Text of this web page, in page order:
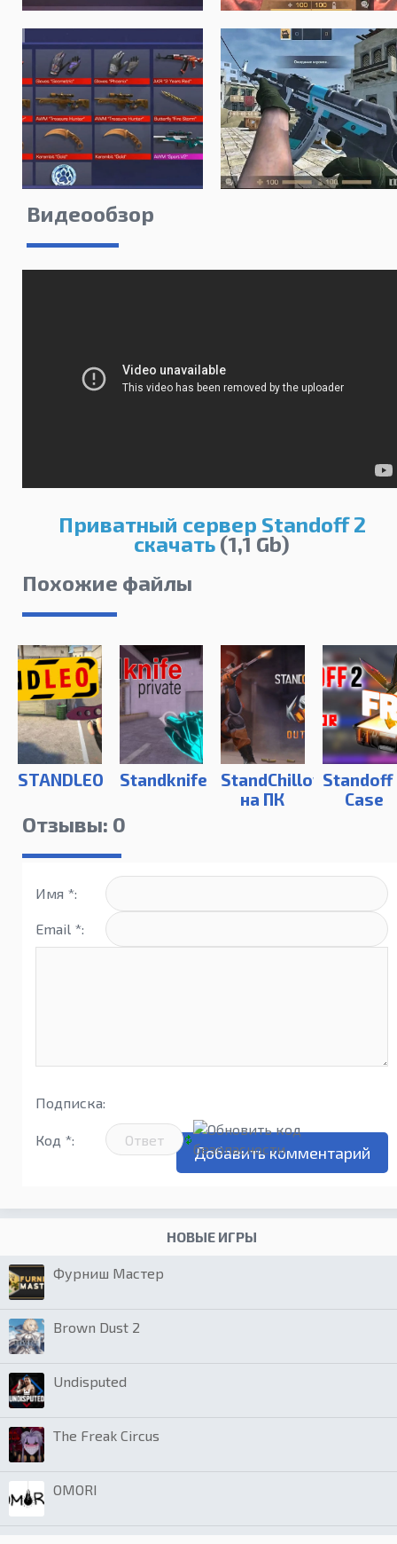
Видеообзор
Приватный сервер Standoff 2
скачать (1,1 Gb)
Похожие файлы
STANDLEO Standknife
StandChillow
на ПК
Standoff
Case
Отзывы: 0
Имя *:
Email *:
Подписка:
Код *:
НОВЫЕ ИГРЫ
Фурниш Мастер
Brown Dust 2
Undisputed
The Freak Circus
OMORI